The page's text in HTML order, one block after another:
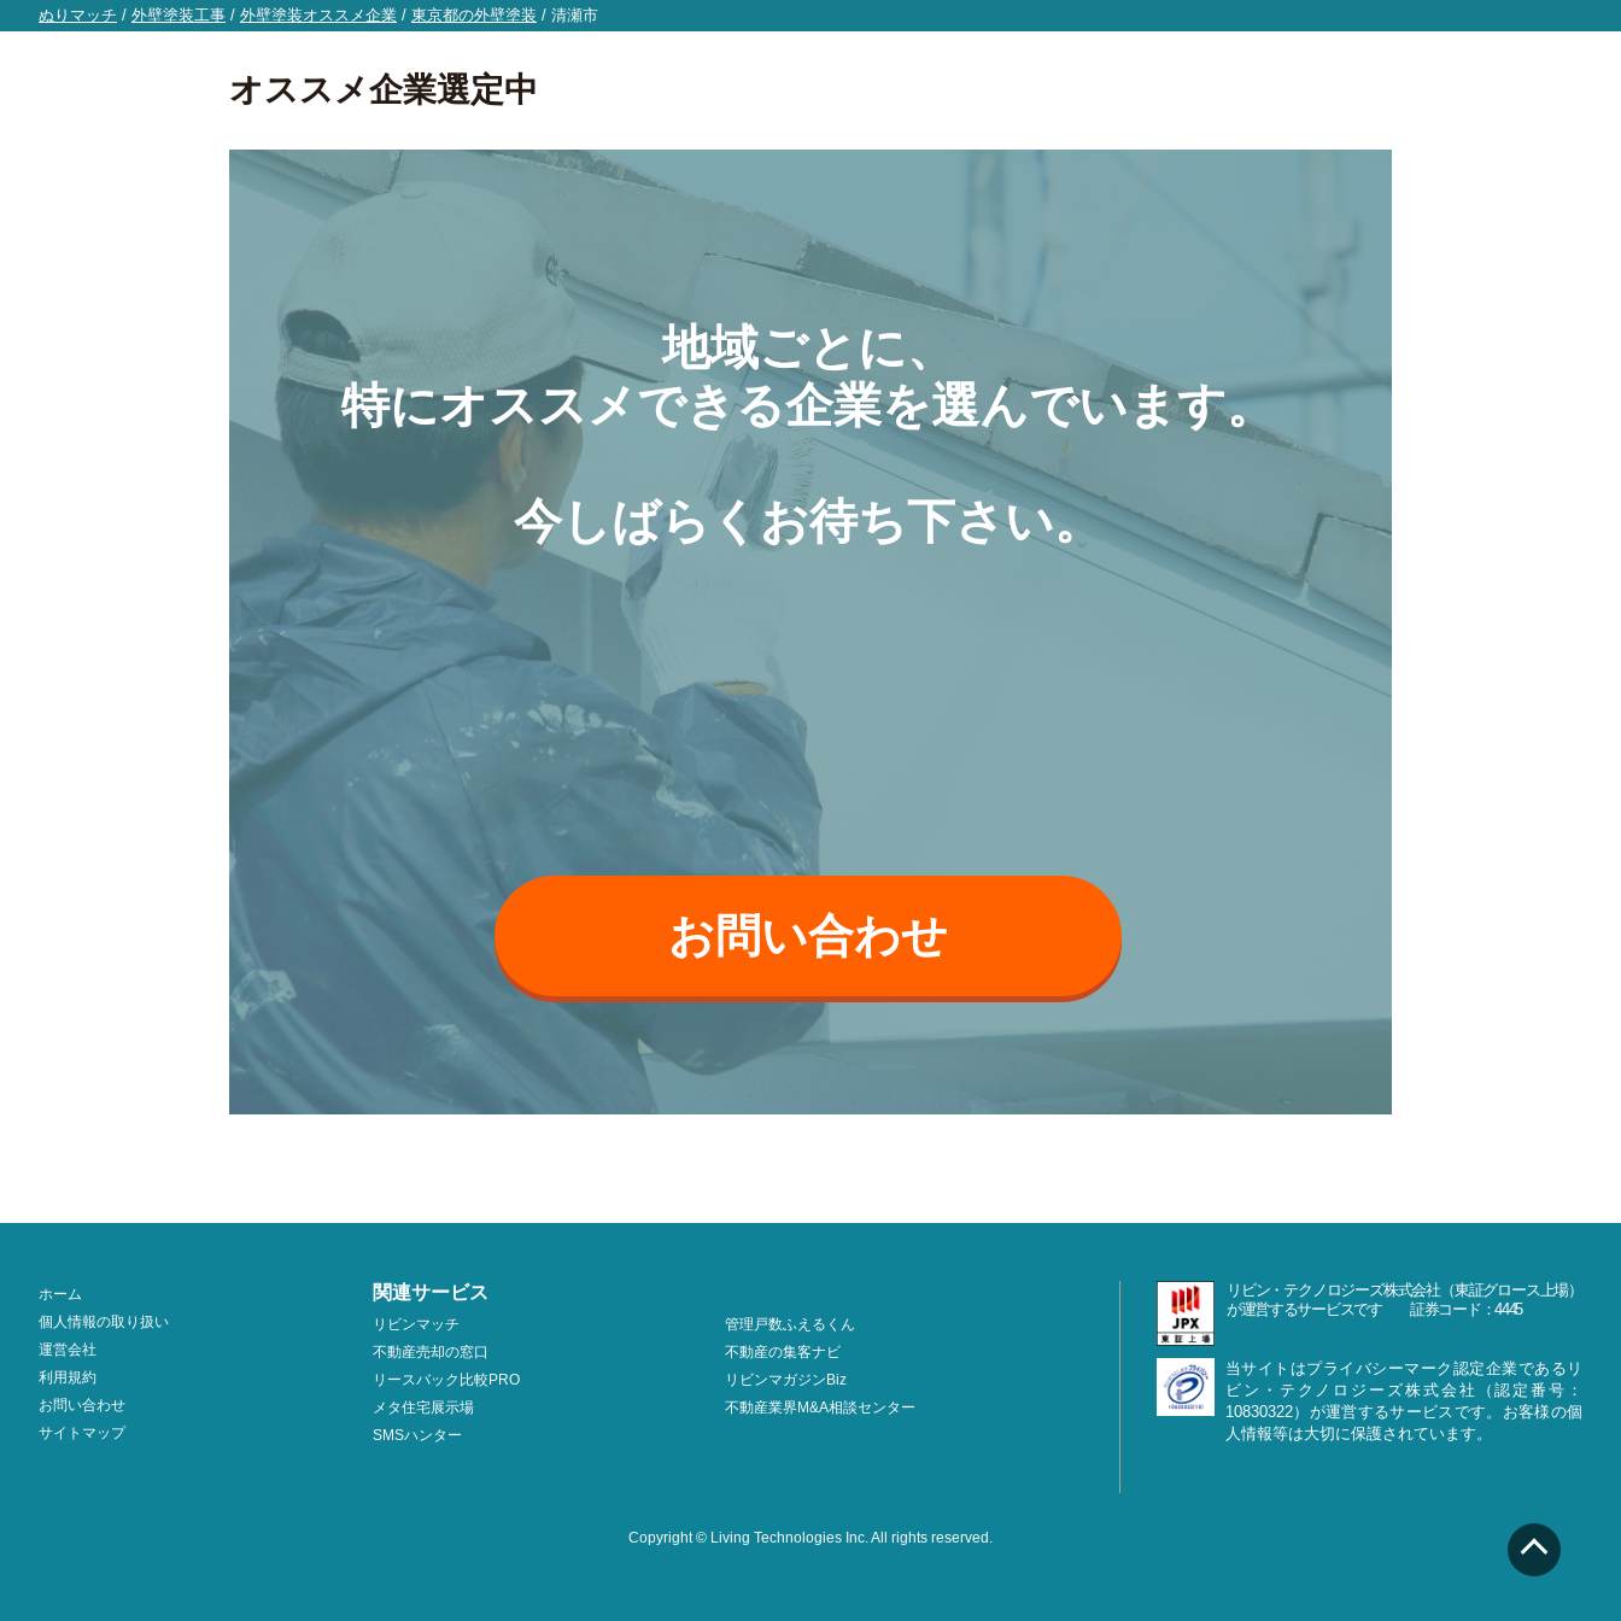
ぬりマッチ / 外壁塗装工事 / 外壁塗装オススメ企業 / 東京都の外壁塗装 / 清瀬市
オススメ企業選定中
地域ごとに、
特にオススメできる企業を選んでいます。
今しばらくお待ち下さい。
お問い合わせ
ホーム
個人情報の取り扱い
運営会社
利用規約
お問い合わせ
サイトマップ
関連サービス
リビンマッチ
不動産売却の窓口
リースバック比較PRO
メタ住宅展示場
SMSハンター
管理戸数ふえるくん
不動産の集客ナビ
リビンマガジンBiz
不動産業界M&A相談センター
リビン・テクノロジーズ株式会社（東証グロース上場）
が運営するサービスです 証券コード：4445
当サイトはプライバシーマーク認定企業であるリ
ビン・テクノロジーズ株式会社（認定番号：
10830322）が運営するサービスです。お客様の個
人情報等は大切に保護されています。
Copyright © Living Technologies Inc.All rights reserved.